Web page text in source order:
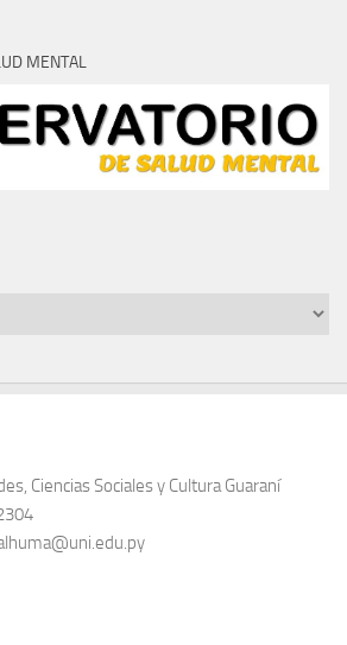
MENTAL
Ciencias Sociales y Cultura Guaraní